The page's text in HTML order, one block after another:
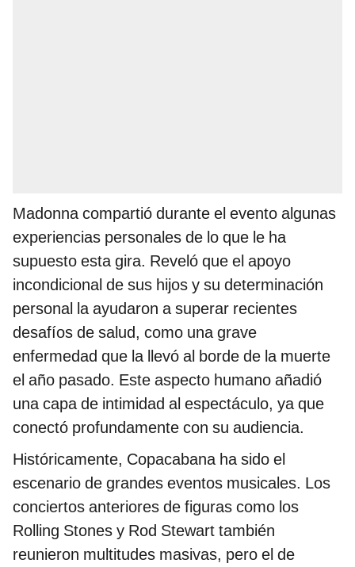
Madonna compartió durante el evento algunas
experiencias personales de lo que le ha
supuesto esta gira. Reveló que el apoyo
incondicional de sus hijos y su determinación
personal la ayudaron a superar recientes
desafíos de salud, como una grave
enfermedad que la llevó al borde de la muerte
el año pasado. Este aspecto humano añadió
una capa de intimidad al espectáculo, ya que
conectó profundamente con su audiencia​.
Históricamente, Copacabana ha sido el
escenario de grandes eventos musicales. Los
conciertos anteriores de figuras como los
Rolling Stones y Rod Stewart también
reunieron multitudes masivas, pero el de